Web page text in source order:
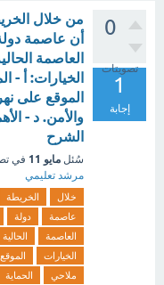
0
تصويتات
1
إجابة
من خلال
أن عاصمة
العاصمة
الخيارات: أ -
الموقع على
والأمن. د -
الشرح
سُئل مايو 11 في
مرشد تعليمي
خلال الخريطة
عاصمة
دولة
العاصمة
الحالية
الخيارات
الموقع
ملاحي
الحماية